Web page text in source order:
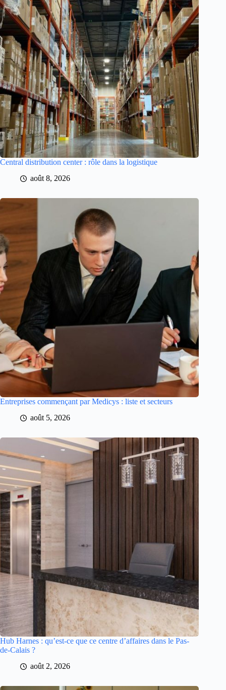
Central distribution center : rôle dans la logistique
août 8, 2026
Entreprises commençant par Medicys : liste et secteurs
août 5, 2026
Hub Harnes : qu’est-ce que ce centre d’affaires dans le Pas-
de-Calais ?
août 2, 2026